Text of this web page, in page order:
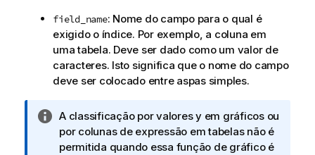
field_name: Nome do campo para o qual é
exigido o índice. Por exemplo, a coluna em
uma tabela. Deve ser dado como um valor de
caracteres. Isto significa que o nome do campo
deve ser colocado entre aspas simples.
N
o
t
A classificação por valores y em gráficos ou
por colunas de expressão em tabelas não é
permitida quando essa função de gráfico é